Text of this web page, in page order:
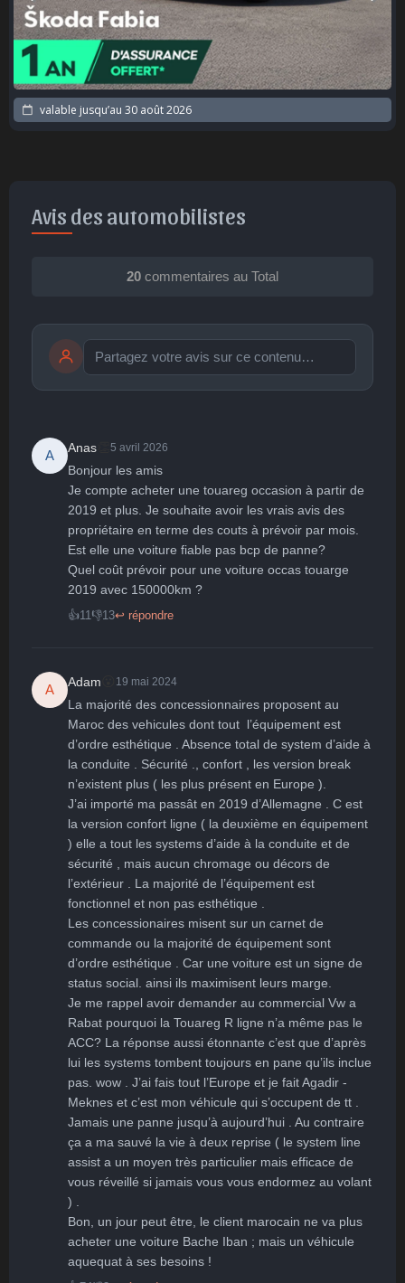
valable jusqu’au 30 août 2026
Avis des automobilistes
20 commentaires au Total
🤩
Parfait
👏
Bravo
😄
Réjoui
🙂
Content
😐
Indifférent
😮
Surpris
😞
Déçu
😠 😨
Effrayé
publication immédiate Publier
A
Anas 5 avril 2026
Bonjour les amis
Je compte acheter une touareg occasion à partir de
2019 et plus. Je souhaite avoir les vrais avis des
propriétaire en terme des couts à prévoir par mois.
Est elle une voiture fiable pas bcp de panne?
Quel coût prévoir pour une voiture occas touarge
2019 avec 150000km ?
👍11👎13↩ répondre
A
Adam 19 mai 2024
La majorité des concessionnaires proposent au
Maroc des vehicules dont tout  l’équipement est
d’ordre esthétique . Absence total de system d’aide à
la conduite . Sécurité ., confort , les version break
n’existent plus ( les plus présent en Europe ).
J’ai importé ma passât en 2019 d’Allemagne . C est
la version confort ligne ( la deuxième en équipement
) elle a tout les systems d’aide à la conduite et de
sécurité , mais aucun chromage ou décors de
l’extérieur . La majorité de l’équipement est
fonctionnel et non pas esthétique .
Les concessionaires misent sur un carnet de
commande ou la majorité de équipement sont
d’ordre esthétique . Car une voiture est un signe de
status social. ainsi ils maximisent leurs marge.
Je me rappel avoir demander au commercial Vw a
Rabat pourquoi la Touareg R ligne n’a même pas le
ACC? La réponse aussi étonnante c’est que d’après
lui les systems tombent toujours en pane qu’ils inclue
pas. wow . J’ai fais tout l’Europe et je fait Agadir -
Meknes et c’est mon véhicule qui s’occupent de tt .
Jamais une panne jusqu’à aujourd’hui . Au contraire
ça a ma sauvé la vie à deux reprise ( le system line
assist a un moyen très particulier mais efficace de
vous réveillé si jamais vous vous endormez au volant
) .
Bon, un jour peut être, le client marocain ne va plus
acheter une voiture Bache Iban ; mais un véhicule
aquequat à ses besoins !